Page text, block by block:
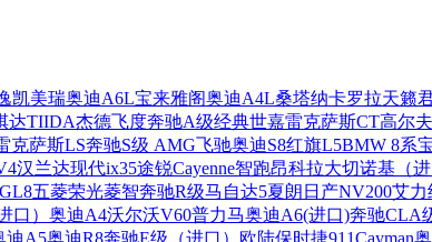
凯美瑞奥迪A6L宝来雅阁奥迪A4L桑塔纳卡罗拉天籁
达TIIDA杰德飞度奔驰A级经典世嘉雷克萨斯CT高尔
克萨斯LS奔驰S级 AMG飞驰奥迪S8红旗L5BMW 8系
汉兰达现代ix35途锐Cayenne智跑昂科拉大切诺基（进
五菱荣光菱智奔驰R级马自达5夏朗 日产NV200艾力
口） 奥迪A4沃尔沃V60普力马奥迪A6(进口)奔驰CLA